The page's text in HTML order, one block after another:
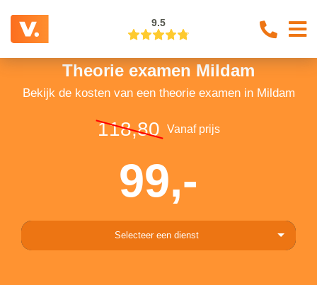
9.5
Theorie examen Mildam
Bekijk de kosten van een theorie examen in Mildam
118,80 Vanaf prijs
99,-
Selecteer een dienst